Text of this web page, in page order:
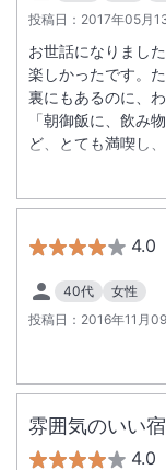
投稿日： 2017年05月
お世話になりまし
楽しかったです。
裏にもあるのに、
「朝御飯に、飲み
ど、とても満喫し
4.0
40代
女性
投稿日： 2016年11月
雰囲気のいい宿
4.0